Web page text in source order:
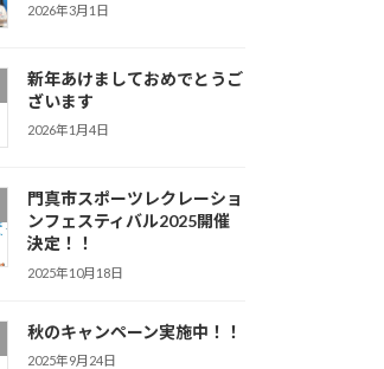
2026年3月1日
新年あけましておめでとうご
ざいます
2026年1月4日
門真市スポーツレクレーショ
ンフェスティバル2025開催
決定！！
2025年10月18日
秋のキャンペーン実施中！！
2025年9月24日